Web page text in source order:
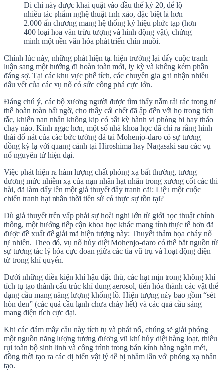
Di chỉ này được khai quật vào đầu thế kỷ 20, để lộ
nhiều tác phẩm nghệ thuật tinh xảo, đặc biệt là hơn
2.000 ấn chương mang hệ thống ký hiệu phức tạp (hơn
400 loại hoa văn trừu tượng và hình động vật), chứng
minh một nền văn hóa phát triển chín muồi.
Chính lúc này, những phát hiện tại hiện trường lại đẩy cuộc tranh
luận sang một hướng đi hoàn toàn mới, ly kỳ và không kém phần
đáng sợ. Tại các khu vực phế tích, các chuyên gia ghi nhận nhiều
dấu vết của các vụ nổ có sức công phá cực lớn.
Đáng chú ý, các bộ xương người được tìm thấy nằm rải rác trong tư
thế hoàn toàn bất ngờ, cho thấy cái chết đã ập đến với họ trong tích
tắc, khiến nạn nhân không kịp có bất kỳ hành vi phòng bị hay tháo
chạy nào. Kinh ngạc hơn, một số nhà khoa học đã chỉ ra rằng hình
thái đổ nát của các bức tường đá tại Mohenjo-daro có sự tương
đồng kỳ lạ với quang cảnh tại Hiroshima hay Nagasaki sau các vụ
nổ nguyên tử hiện đại.
Việc phát hiện ra hàm lượng chất phóng xạ bất thường, tương
đương mức nhiễm xạ của nạn nhân hạt nhân trong xương cốt các thi
hài, đã làm dấy lên một giả thuyết đầy tranh cãi: Liệu một cuộc
chiến tranh hạt nhân thời tiền sử có thực sự tồn tại?
Dù giả thuyết trên vấp phải sự hoài nghi lớn từ giới học thuật chính
thống, một hướng tiếp cận khoa học khác mang tính thực tế hơn đã
được đề xuất để giải mã hiện tượng này: Thuyết thảm họa cháy nổ
tự nhiên. Theo đó, vụ nổ hủy diệt Mohenjo-daro có thể bắt nguồn từ
sự tương tác lý hóa cực đoan giữa các tia vũ trụ và hoạt động điện
từ trong khí quyển.
Dưới những điều kiện khí hậu đặc thù, các hạt mịn trong không khí
tích tụ tạo thành cấu trúc khí dung aerosol, tiến hóa thành các vật thể
dạng cầu mang năng lượng khổng lồ. Hiện tượng này bao gồm “sét
hòn đen” (các quả cầu lạnh chưa cháy hết) và các quả cầu sáng
mang điện tích cực đại.
Khi các đám mây cầu này tích tụ và phát nổ, chúng sẽ giải phóng
một nguồn năng lượng tương đương vũ khí hủy diệt hàng loạt, thiêu
rụi toàn bộ sinh linh và công trình trong bán kính hàng ngàn mét,
đồng thời tạo ra các dị biến vật lý dễ bị nhầm lẫn với phóng xạ nhân
tạo.